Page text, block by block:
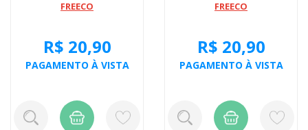
FREECO
R$ 20,90
PAGAMENTO À VISTA
FREECO
R$ 20,90
PAGAMENTO À VISTA